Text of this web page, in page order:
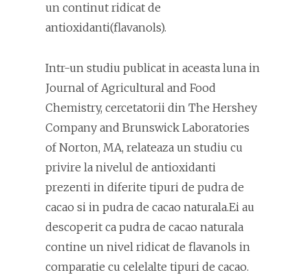
un continut ridicat de
antioxidanti(flavanols).
Intr-un studiu publicat in aceasta luna in
Journal of Agricultural and Food
Chemistry, cercetatorii din The Hershey
Company and Brunswick Laboratories
of Norton, MA, relateaza un studiu cu
privire la nivelul de antioxidanti
prezenti in diferite tipuri de pudra de
cacao si in pudra de cacao naturala.Ei au
descoperit ca pudra de cacao naturala
contine un nivel ridicat de flavanols in
comparatie cu celelalte tipuri de cacao.